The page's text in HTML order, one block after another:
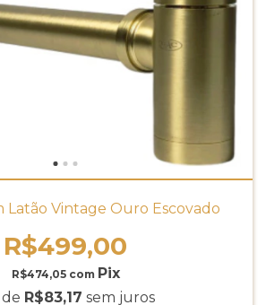
Latão Vintage Ouro Escovado
R$499,00
R$474,05 com
R$83,17 sem juros